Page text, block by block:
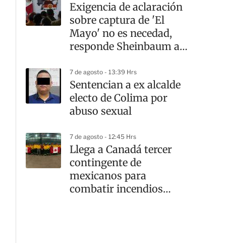
Exigencia de aclaración
sobre captura de 'El
Mayo' no es necedad,
responde Sheinbaum a
7 de agosto - 13:39 Hrs
Sentencian a ex alcalde
electo de Colima por
abuso sexual
7 de agosto - 12:45 Hrs
Llega a Canadá tercer
contingente de
mexicanos para
combatir incendios